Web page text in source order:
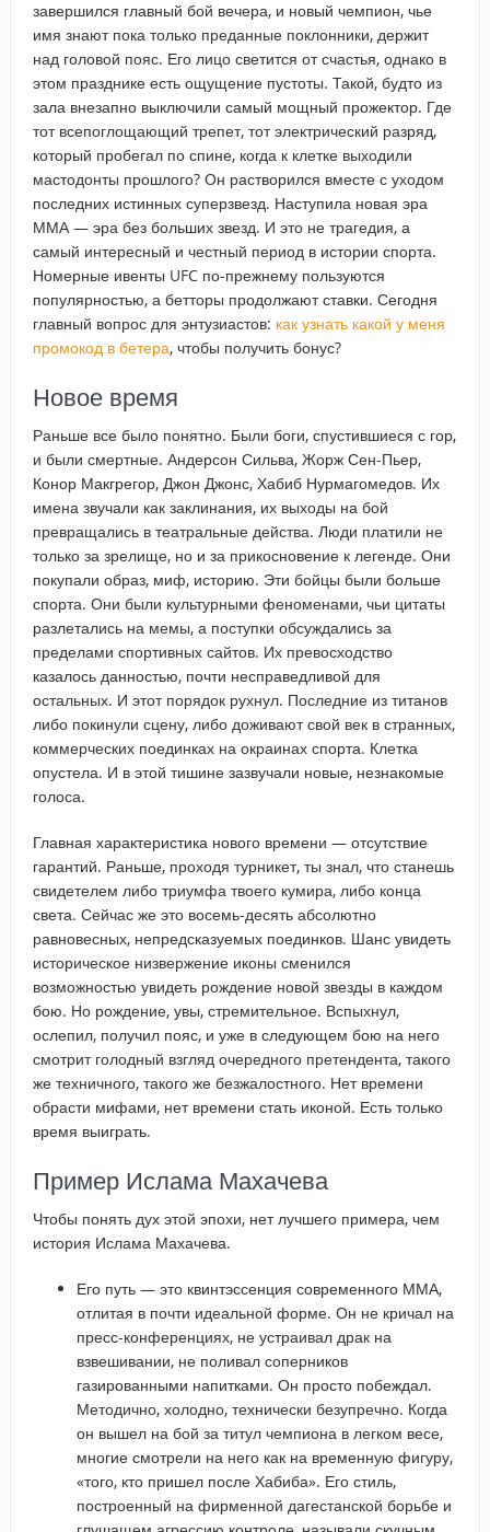
завершился главный бой вечера, и новый чемпион, чье
имя знают пока только преданные поклонники, держит
над головой пояс. Его лицо светится от счастья, однако в
этом празднике есть ощущение пустоты. Такой, будто из
зала внезапно выключили самый мощный прожектор. Где
тот всепоглощающий трепет, тот электрический разряд,
который пробегал по спине, когда к клетке выходили
мастодонты прошлого? Он растворился вместе с уходом
последних истинных суперзвезд. Наступила новая эра
ММА — эра без больших звезд. И это не трагедия, а
самый интересный и честный период в истории спорта.
Номерные ивенты UFC по-прежнему пользуются
популярностью, а бетторы продолжают ставки. Сегодня
главный вопрос для энтузиастов: как узнать какой у меня
промокод в бетера, чтобы получить бонус?
Новое время
Раньше все было понятно. Были боги, спустившиеся с гор,
и были смертные. Андерсон Сильва, Жорж Сен-Пьер,
Конор Макгрегор, Джон Джонс, Хабиб Нурмагомедов. Их
имена звучали как заклинания, их выходы на бой
превращались в театральные действа. Люди платили не
только за зрелище, но и за прикосновение к легенде. Они
покупали образ, миф, историю. Эти бойцы были больше
спорта. Они были культурными феноменами, чьи цитаты
разлетались на мемы, а поступки обсуждались за
пределами спортивных сайтов. Их превосходство
казалось данностью, почти несправедливой для
остальных. И этот порядок рухнул. Последние из титанов
либо покинули сцену, либо доживают свой век в странных,
коммерческих поединках на окраинах спорта. Клетка
опустела. И в этой тишине зазвучали новые, незнакомые
голоса.
Главная характеристика нового времени — отсутствие
гарантий. Раньше, проходя турникет, ты знал, что станешь
свидетелем либо триумфа твоего кумира, либо конца
света. Сейчас же это восемь-десять абсолютно
равновесных, непредсказуемых поединков. Шанс увидеть
историческое низвержение иконы сменился
возможностью увидеть рождение новой звезды в каждом
бою. Но рождение, увы, стремительное. Вспыхнул,
ослепил, получил пояс, и уже в следующем бою на него
смотрит голодный взгляд очередного претендента, такого
же техничного, такого же безжалостного. Нет времени
обрасти мифами, нет времени стать иконой. Есть только
время выиграть.
Пример Ислама Махачева
Чтобы понять дух этой эпохи, нет лучшего примера, чем
история Ислама Махачева.
Его путь — это квинтэссенция современного ММА,
отлитая в почти идеальной форме. Он не кричал на
пресс-конференциях, не устраивал драк на
взвешивании, не поливал соперников
газированными напитками. Он просто побеждал.
Методично, холодно, технически безупречно. Когда
он вышел на бой за титул чемпиона в легком весе,
многие смотрели на него как на временную фигуру,
«того, кто пришел после Хабиба». Его стиль,
построенный на фирменной дагестанской борьбе и